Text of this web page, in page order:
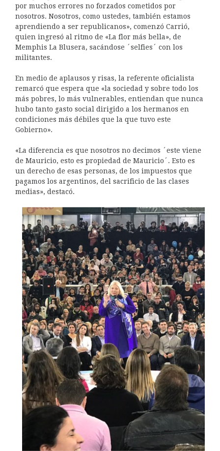
por muchos errores no forzados cometidos por
nosotros. Nosotros, como ustedes, también estamos
aprendiendo a ser republicanos», comenzó Carrió,
quien ingresó al ritmo de «La flor más bella», de
Memphis La Blusera, sacándose ´selfies´ con los
militantes.
En medio de aplausos y risas, la referente oficialista
remarcó que espera que «la sociedad y sobre todo los
más pobres, lo más vulnerables, entiendan que nunca
hubo tanto gasto social dirigido a los hermanos en
condiciones más débiles que la que tuvo este
Gobierno».
«La diferencia es que nosotros no decimos ´este viene
de Mauricio, esto es propiedad de Mauricio´. Esto es
un derecho de esas personas, de los impuestos que
pagamos los argentinos, del sacrificio de las clases
medias», destacó.